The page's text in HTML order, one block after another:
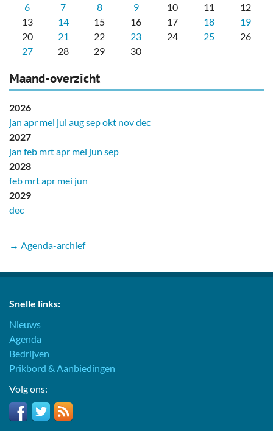
6
7 8 9 10 11
12
13
14 15 16 17 18
19
20
21 22 23 24 25
26
27
28 29 30
Maand-overzicht
2026
jan apr mei jul augsepokt novdec
2027
jan feb mrtapr mei jun sep
2028
feb mrtapr mei jun
2029
dec
→ Agenda-archief
Snelle links:
Nieuws
Agenda
Bedrijven
Prikbord & Aanbiedingen
Volg ons: